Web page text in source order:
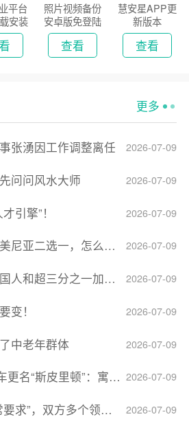
平台
安装
照片视频备份
安卓版免登陆
版
查看
慧安星APP更
新版本
查看
更多
2026-07-09
张湧因工作调整离任
2026-07-09
问问风水大师
2026-07-09
引擎”！
2026-07-09
二选一，怎么回事？
2026-07-09
之一加拿大人感到经济压力
2026-07-09
变！
2026-07-09
中老年群体
2026-07-09
”：寓意强大可靠，彰显俄精神力量
2026-07-09
歧依旧，印美贸易谈判进入“关键阶段”